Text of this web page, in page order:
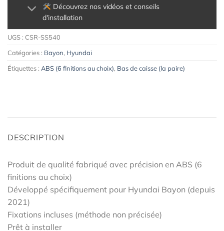
Découvrez nos vidéos et conseils
d'installation
UGS : CSR-SS540
Catégories : Bayon, Hyundai
Étiquettes : ABS (6 finitions au choix), Bas de caisse (la paire)
DESCRIPTION
Produit de qualité fabriqué avec précision en ABS (6
finitions au choix)
Développé spécifiquement pour Hyundai Bayon (depuis
2021)
Fixations incluses (méthode non précisée)
Prêt à installer